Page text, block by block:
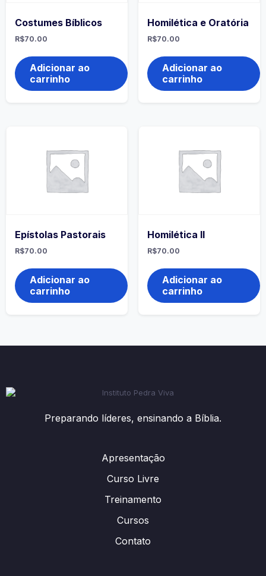
Costumes Bíblicos
R$70.00
Adicionar ao
carrinho
Homilética e Oratória
R$70.00
Adicionar ao
carrinho
Epístolas Pastorais
R$70.00
Adicionar ao
carrinho
Homilética II
R$70.00
Adicionar ao
carrinho
Preparando líderes, ensinando a Bíblia.
Apresentação
Curso Livre
Treinamento
Cursos
Contato